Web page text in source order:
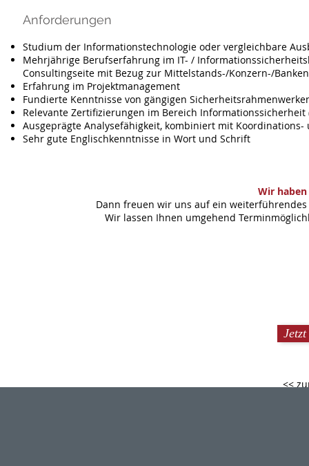
Anforderungen
Studium der Informationstechnologie oder vergleichbare
Mehrjährige Berufserfahrung im IT- /
Consultingseite mit Bezug zur Mittelstands-/Konzern-/
Erfahrung im Projektmanagement
Fundierte Kenntnisse von gängigen
Relevante Zertifizierungen im Bereich Informationssicherheit
Ausgeprägte Analysefähigkeit, kombiniert mit
Sehr gute Englischkenntnisse in Wort und Schrift
Wir
Dann freuen wir uns auf ein
Wir lassen Ihnen umgehend
<<